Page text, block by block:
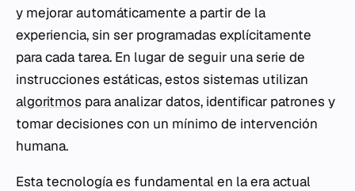
y mejorar automáticamente a partir de la
experiencia, sin ser programadas explícitamente
para cada tarea. En lugar de seguir una serie de
instrucciones estáticas, estos sistemas utilizan
algoritmos para analizar datos, identificar patrones y
tomar decisiones con un mínimo de intervención
humana.
Esta tecnología es fundamental en la era actual